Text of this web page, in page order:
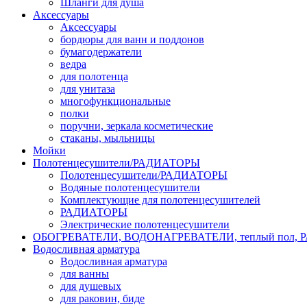
Шланги для душа
Аксессуары
Аксессуары
бордюры для ванн и поддонов
бумагодержатели
ведра
для полотенца
для унитаза
многофункциональные
полки
поручни, зеркала косметические
стаканы, мыльницы
Мойки
Полотенцесушители/РАДИАТОРЫ
Полотенцесушители/РАДИАТОРЫ
Водяные полотенцесушители
Комплектующие для полотенцесушителей
РАДИАТОРЫ
Электрические полотенцесушители
ОБОГРЕВАТЕЛИ, ВОДОНАГРЕВАТЕЛИ, теплый пол,
Водосливная арматура
Водосливная арматура
для ванны
для душевых
для раковин, биде